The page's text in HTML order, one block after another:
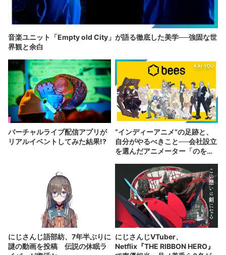
音楽ユニット「Empty old City」が語る徹底した美学──強固な世
界観と余白
バーチャルライブ配信アプリが
リアルイベントしてみた結果!?
“インディーアニメ“の足跡と、
自分がやるべきこと──会社設立
を選んだアニメーター「のを
にじさんじ語部紡、7年半ぶりに
謎の動画を投稿 伝説の休眠ラ
にじさんじVTuber、
Netflix『THE RIBBON HERO』